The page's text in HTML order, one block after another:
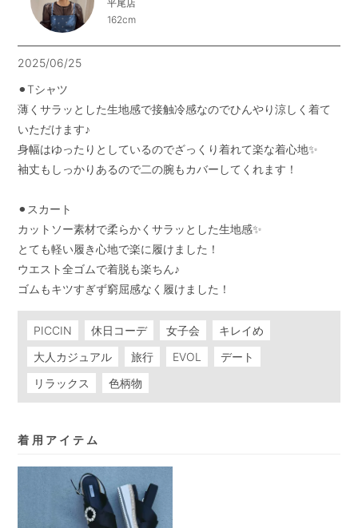
平尾店
162cm
2025/06/25
⚫︎Tシャツ
薄くサラッとした生地感で接触冷感なのでひんやり涼しく着て
いただけます♪
身幅はゆったりとしているのでざっくり着れて楽な着心地✨
袖丈もしっかりあるので二の腕もカバーしてくれます！
⚫︎スカート
カットソー素材で柔らかくサラッとした生地感✨
とても軽い履き心地で楽に履けました！
ウエスト全ゴムで着脱も楽ちん♪
PICCIN 休日コーデ 女子会
キレイめ
大人カジュアル
旅行 EVOL
デート
リラックス
色柄物
着用アイテム